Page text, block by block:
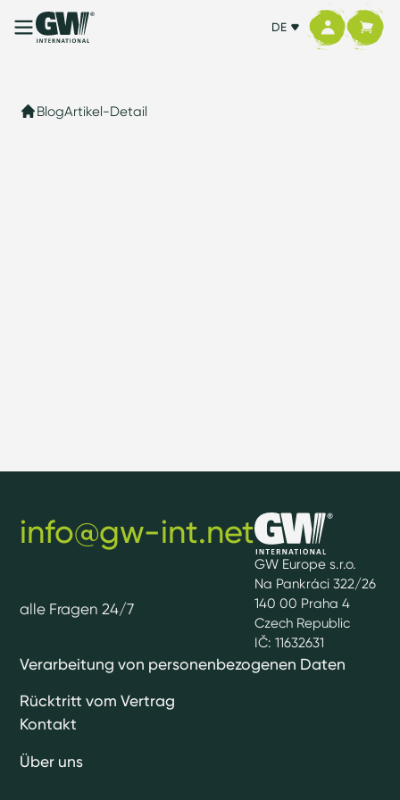
DE
BlogArtikel-Detail
GW Europe s.r.o.
Na Pankráci 322/26
140 00 Praha 4
Czech Republic
IČ: 11632631
Verarbeitung von personenbezogenen Daten
Rücktritt vom Vertrag
Kontakt
Über uns
info@gw-int.net
alle Fragen 24/7